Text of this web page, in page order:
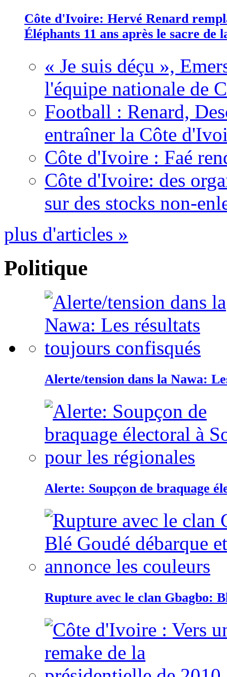
Côte d'Ivoire: Hervé Renard
Éléphants 11 ans après le sacre de
« Je suis déçu »,
l'équipe nationale de
Football : Renard,
entraîner la Côte
Côte d'Ivoire : Faé
Côte d'Ivoire: des
sur des stocks non-
plus d'articles »
Politique
Alerte/tension dans la Nawa:
Alerte: Soupçon de braquage
Rupture avec le clan Gbagbo: